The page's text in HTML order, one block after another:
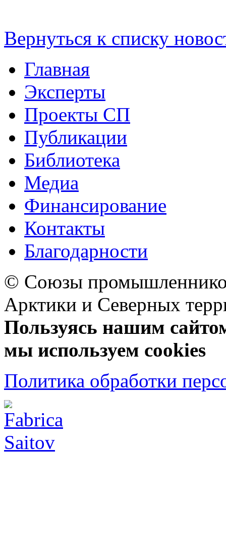
Вернуться к списку
Главная
Эксперты
Проекты СП
Публикации
Библиотека
Медиа
Финансирование
Контакты
Благодарности
© Союзы
Арктики и Северных
Пользуясь нашим
мы используем cookies
Политика обработки